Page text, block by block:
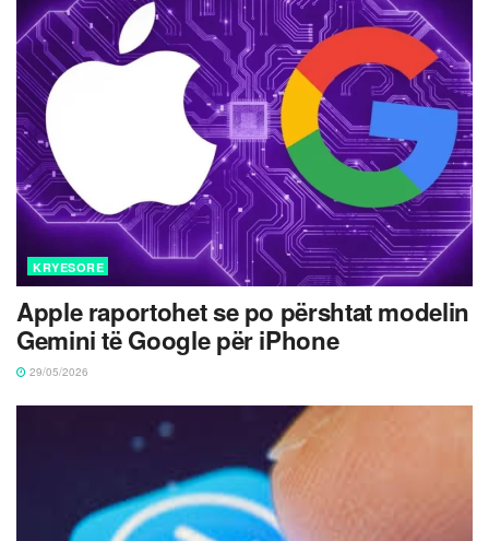
KRYESORE
Apple raportohet se po përshtat modelin
Gemini të Google për iPhone
29/05/2026